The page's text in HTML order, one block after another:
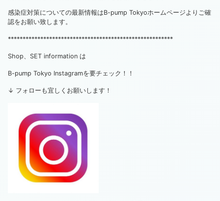
感染症対策についての最新情報はB-pump Tokyoホームページよりご確
認をお願い致します。
********************************************************
Shop、SET information は
B-pump Tokyo Instagramを要チェック！！
↓ フォローも宜しくお願いします！